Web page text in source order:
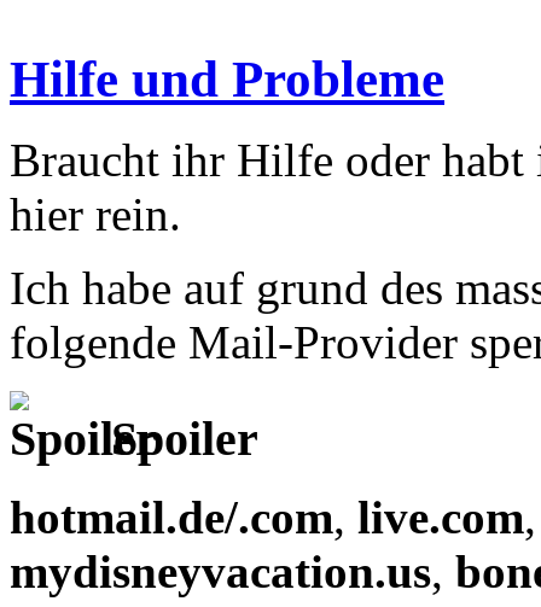
Hilfe und Probleme
Braucht ihr Hilfe oder
hier rein.
Ich habe auf grund des
folgende Mail-Provider
Spoiler
hotmail.de/.com, live.com
mydisneyvacation.us,